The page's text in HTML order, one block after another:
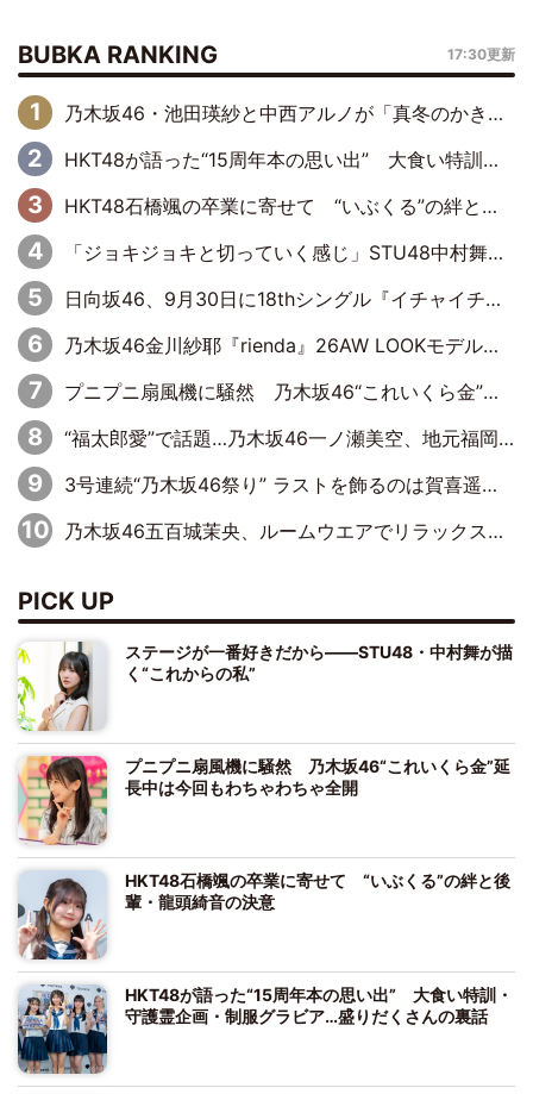
BUBKA RANKING 17:30更新
乃木坂46・池田瑛紗と中西アルノが「真冬のかき氷」騒動で火花散らす！ 因縁の裏にあるのは、逆境をともに“凌”ぐ似た者同士の絆
HKT48が語った“15周年本の思い出” 大食い特訓・守護霊企画・制服グラビア…盛りだくさんの裏話
HKT48石橋颯の卒業に寄せて “いぶくる”の絆と後輩・龍頭綺音の決意
「ジョキジョキと切っていく感じ」STU48中村舞、新しい挑戦は自らの手で
日向坂46、9月30日に18thシングル『イチャイチャ虫』の発売決定！ フォーメーションは『日向坂で会いましょう』にて発表
乃木坂46金川紗耶『rienda』26AW LOOKモデルに就任
プニプニ扇風機に騒然 乃木坂46“これいくら金”延長中は今回もわちゃわちゃ全開
“福太郎愛”で話題…乃木坂46一ノ瀬美空、地元福岡『めんべい25周年トップサポーター』に就任
3号連続“乃木坂46祭り” ラストを飾るのは賀喜遥香…5年ぶりの登場に「5年分大人になった私を見ていただけたら」
乃木坂46五百城茉央、ルームウエアでリラックス「今回のグラビアを見て成長を感じていただけるとうれしい」
PICK UP
ステージが一番好きだから――STU48・中村舞が描
く“これからの私”
プニプニ扇風機に騒然 乃木坂46“これいくら金”延
長中は今回もわちゃわちゃ全開
HKT48石橋颯の卒業に寄せて “いぶくる”の絆と後
輩・龍頭綺音の決意
HKT48が語った“15周年本の思い出” 大食い特訓・
守護霊企画・制服グラビア…盛りだくさんの裏話